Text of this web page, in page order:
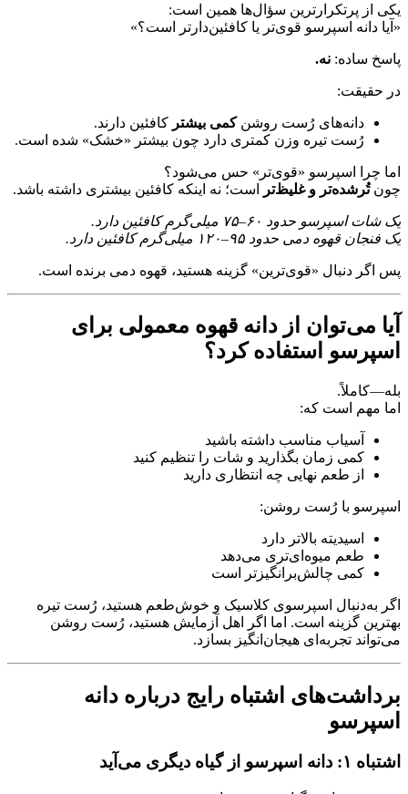
یکی از پرتکرارترین سؤال‌ها همین است:
«آیا دانه اسپرسو قوی‌تر یا کافئین‌دارتر است؟»
پاسخ ساده: نه.
در حقیقت:
دانه‌های رُست روشنکمی بیشتر کافئین دارند.
رُست تیره وزن کمتری دارد چون بیشتر «خشک» شده است.
اما چرا اسپرسو «قوی‌تر» حس می‌شود؟
چونتُرشده‌تر و غلیظ‌تر است؛ نه اینکه کافئین بیشتری داشته باشد.
یک شات اسپرسو حدود ۶۰–۷۵ میلی‌گرم کافئین دارد.
یک فنجان قهوه دمی حدود ۹۵–۱۲۰ میلی‌گرم کافئین دارد.
پس اگر دنبال «قوی‌ترین» گزینه هستید، قهوه دمی برنده است.
آیا می‌توان از دانه قهوه معمولی برای
اسپرسو استفاده کرد؟
بله—کاملاً.
اما مهم است که:
آسیاب مناسب داشته باشید
کمی زمان بگذارید و شات را تنظیم کنید
از طعم نهایی چه انتظاری دارید
اسپرسو با رُست روشن:
اسیدیته بالاتر دارد
طعم میوه‌ای‌تری می‌دهد
کمی چالش‌برانگیزتر است
اگر به‌دنبال اسپرسوی کلاسیک و خوش‌طعم هستید، رُست تیره
بهترین گزینه است. اما اگر اهل آزمایش هستید، رُست روشن
می‌تواند تجربه‌ای هیجان‌انگیز بسازد.
برداشت‌های اشتباه رایج درباره دانه
اسپرسو
اشتباه ۱: دانه اسپرسو از گیاه دیگری می‌آید